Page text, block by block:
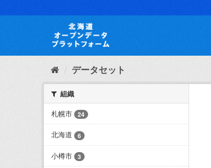
キ
て
データセット
組織
札幌市
24
北海道 6
小樽市 3